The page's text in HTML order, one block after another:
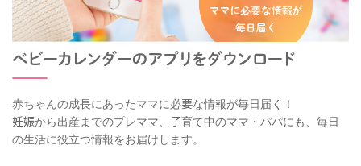
赤ちゃんの成長にあったママに必要な情報が毎日届く！
妊娠から出産までのプレママ、子育て中のママ・パパにも、毎日
の生活に役立つ情報をお届けします。